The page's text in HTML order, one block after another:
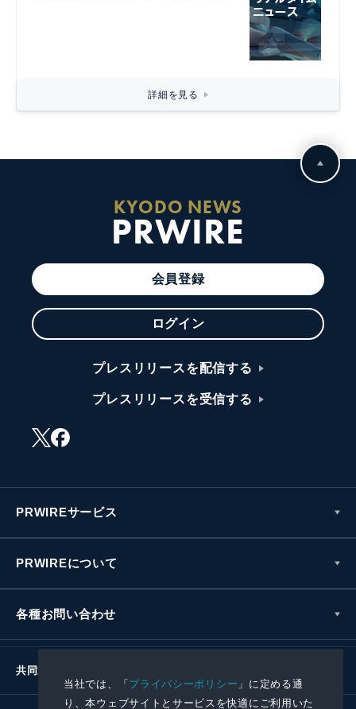
当社では、「プライバシーポリシー 」に定める通
り、本ウェブサイトとサービスを快適にご利用いた
詳細を見る
KYODO NEWS
PRWIRE
会員登録
ログイン
プレスリリースを配信する
プレスリリースを受信する
PRWIREサービス
PRWIREについて
各種お問い合わせ
共同通信社グループ